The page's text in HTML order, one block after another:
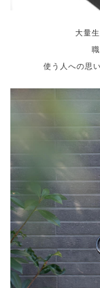
大量
使う人への思